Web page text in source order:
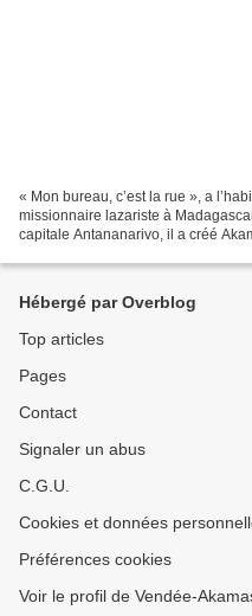
« Mon bureau, c’est la rue », a
missionnaire lazariste à
capitale Antananarivo, il a créé
Hébergé par Overblog
Top articles
Pages
Contact
Signaler un abus
C.G.U.
Cookies et données
Préférences cookies
Voir le profil de Vendée-